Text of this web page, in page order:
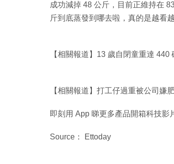
成功減掉 48 公斤，目前正維持在
斤到底蒸發到哪去啦，真的是越看越
【相關報道】13 歲自閉童重達
【相關報道】打工仔過重被公司嫌
即刻用 App 睇更多產品開箱科技影
Source： Ettoday